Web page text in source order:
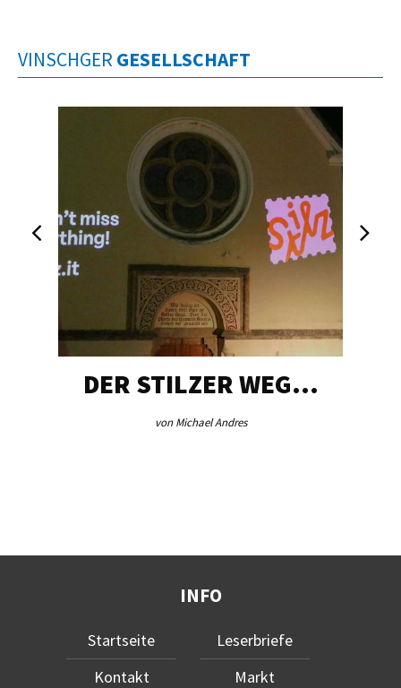
VINSCHGER GESELLSCHAFT
DER STILZER WEG…
von Michael Andres
INFO
Startseite
Kontakt
Leserbriefe
Markt